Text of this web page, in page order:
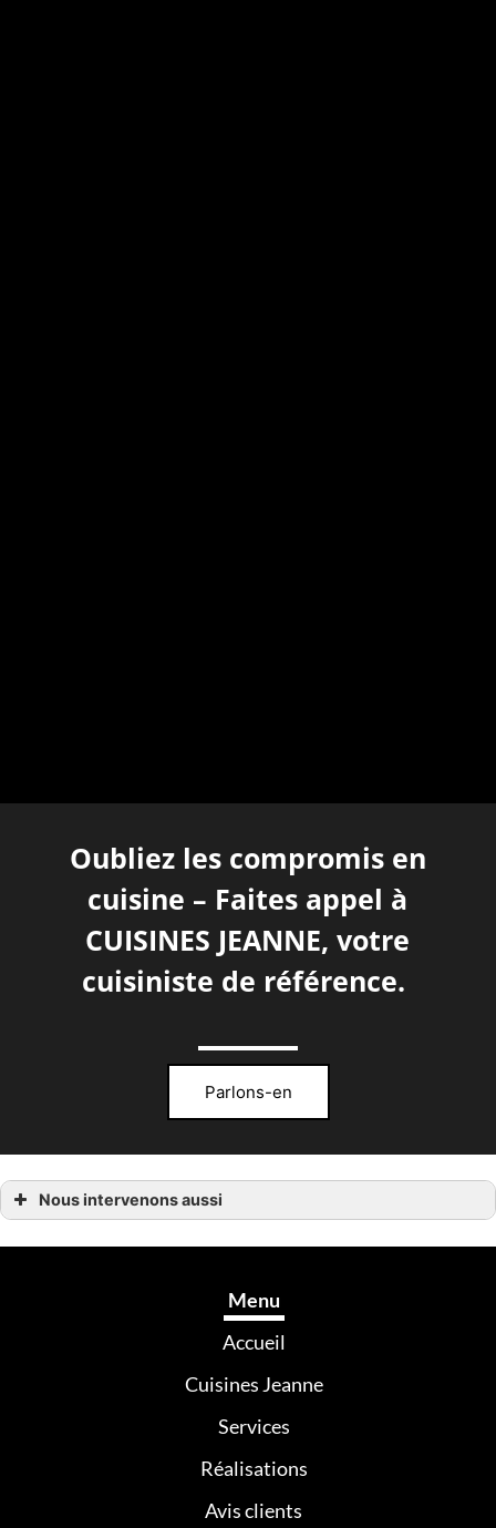
Oubliez les compromis en
cuisine – Faites appel à
CUISINES JEANNE, votre
cuisiniste de référence.
Parlons-en
Nous intervenons aussi
Menu
Accueil
Cuisines Jeanne
Services
Réalisations
Avis clients